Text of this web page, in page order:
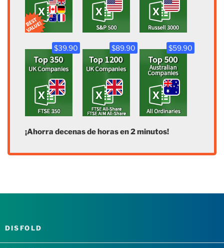
$39.90 $89.90 $59.90
¡Ahorra decenas de horas en 2 minutos!
DISFOLD